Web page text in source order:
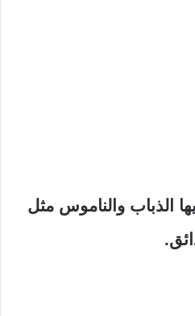
الذباب والناموس مثل